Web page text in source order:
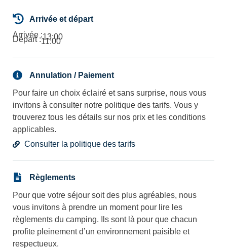
Arrivée et départ
Arrivée :13:00
Départ :11:00
Annulation / Paiement
Pour faire un choix éclairé et sans surprise, nous vous
invitons à consulter notre politique des tarifs. Vous y
trouverez tous les détails sur nos prix et les conditions
applicables.
Consulter la politique des tarifs
Règlements
Pour que votre séjour soit des plus agréables, nous
vous invitons à prendre un moment pour lire les
règlements du camping. Ils sont là pour que chacun
profite pleinement d’un environnement paisible et
respectueux.